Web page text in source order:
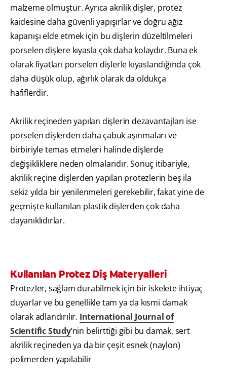
malzeme olmuştur. Ayrıca akrilik dişler, protez
kaidesine daha güvenli yapışırlar ve doğru ağız
kapanışı elde etmek için bu dişlerin düzeltilmeleri
porselen dişlere kıyasla çok daha kolaydır. Buna ek
olarak fiyatları porselen dişlerle kıyaslandığında çok
daha düşük olup, ağırlık olarak da oldukça
hafiflerdir.
Akrilik reçineden yapılan dişlerin dezavantajları ise
porselen dişlerden daha çabuk aşınmaları ve
birbiriyle temas etmeleri halinde dişlerde
değişikliklere neden olmalarıdır. Sonuç itibariyle,
akrilik reçine dişlerden yapılan protezlerin beş ila
sekiz yılda bir yenilenmeleri gerekebilir, fakat yine de
geçmişte kullanılan plastik dişlerden çok daha
dayanıklıdırlar.
Kullanılan Protez Diş Materyalleri
Protezler, sağlam durabilmek için bir iskelete ihtiyaç
duyarlar ve bu genellikle tam ya da kısmi damak
olarak adlandırılır. International Journal of
Scientific Study’nin belirttiği gibi bu damak, sert
akrilik reçineden ya da bir çeşit esnek (naylon)
polimerden yapılabilir